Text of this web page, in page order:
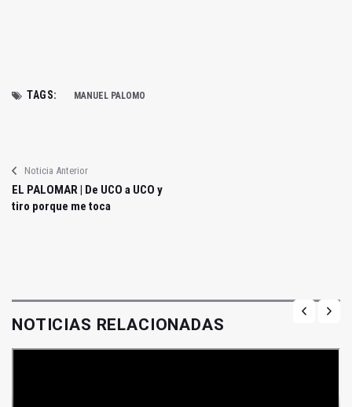
TAGS: MANUEL PALOMO
Noticia Anterior
EL PALOMAR | De UCO a UCO y
tiro porque me toca
NOTICIAS RELACIONADAS